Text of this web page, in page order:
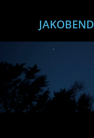
JAKOBEND